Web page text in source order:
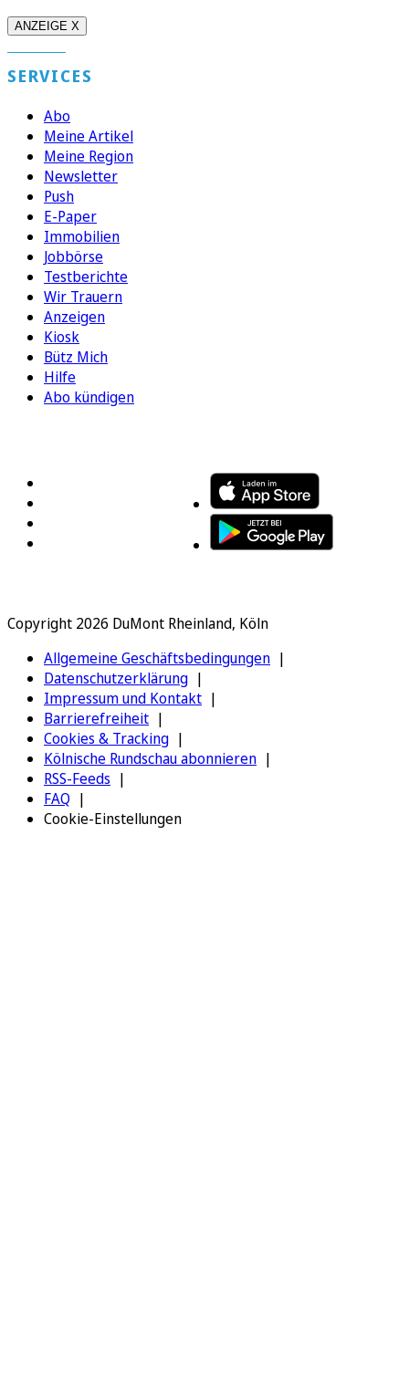
ANZEIGE X
SERVICES
Abo
Meine Artikel
Meine Region
Newsletter
Push
E-Paper
Immobilien
Jobbörse
Testberichte
Wir Trauern
Anzeigen
Kiosk
Bütz Mich
Hilfe
Abo kündigen
Copyright 2026 DuMont Rheinland, Köln
Allgemeine Geschäftsbedingungen
Datenschutzerklärung
Impressum und Kontakt
Barrierefreiheit
Cookies & Tracking
Kölnische Rundschau abonnieren
RSS-Feeds
FAQ
Cookie-Einstellungen